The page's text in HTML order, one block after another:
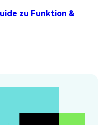
zu Funktion &